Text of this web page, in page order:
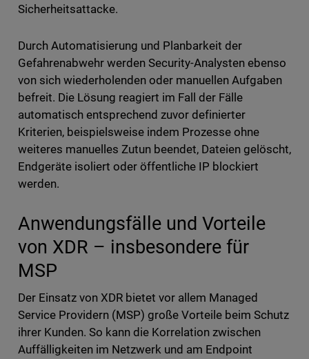
Sicherheitsattacke.
Durch Automatisierung und Planbarkeit der
Gefahrenabwehr werden Security-Analysten ebenso
von sich wiederholenden oder manuellen Aufgaben
befreit. Die Lösung reagiert im Fall der Fälle
automatisch entsprechend zuvor definierter
Kriterien, beispielsweise indem Prozesse ohne
weiteres manuelles Zutun beendet, Dateien gelöscht,
Endgeräte isoliert oder öffentliche IP blockiert
werden.
Anwendungsfälle und Vorteile
von XDR – insbesondere für
MSP
Der Einsatz von XDR bietet vor allem Managed
Service Providern (MSP) große Vorteile beim Schutz
ihrer Kunden. So kann die Korrelation zwischen
Auffälligkeiten im Netzwerk und am Endpoint